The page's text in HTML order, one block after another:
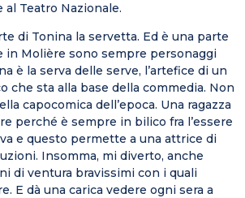
al Teatro Nazionale.
di Tonina la servetta. Ed è una parte
in Molière sono sempre personaggi
è la serva delle serve, l’artefice di un
che sta alla base della commedia. Non
capocomica dell’epoca. Una ragazza
perché è sempre in bilico fra l’essere
e questo permette a una attrice di
Insomma, mi diverto, anche
di ventura bravissimi con i quali
E dà una carica vedere ogni sera a